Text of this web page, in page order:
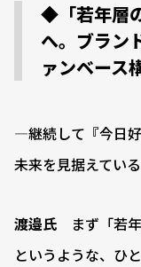
◆「若年層
へ。ブラン
ァンベース
―継続して『今日
未来を見据えてい
渡邉氏 まず「若
というような、ひ